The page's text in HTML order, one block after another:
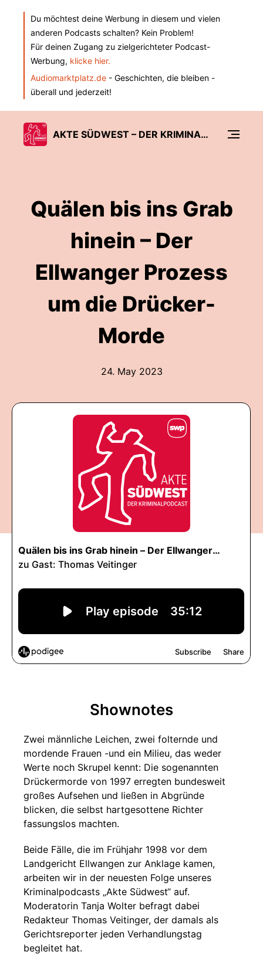
Du möchtest deine Werbung in diesem und vielen
anderen Podcasts schalten? Kein Problem!
Für deinen Zugang zu zielgerichteter Podcast-
Werbung, klicke hier.
Audiomarktplatz.de - Geschichten, die bleiben -
überall und jederzeit!
AKTE SÜDWEST – DER KRIMINALPODCAST DER SÜDWEST PRESSE
Quälen bis ins Grab
hinein – Der
Ellwanger Prozess
um die Drücker-
Morde
24. May 2023
Shownotes
Zwei männliche Leichen, zwei folternde und
mordende Frauen -und ein Milieu, das weder
Werte noch Skrupel kennt: Die sogenannten
Drückermorde von 1997 erregten bundesweit
großes Aufsehen und ließen in Abgründe
blicken, die selbst hartgesottene Richter
fassungslos machten.
Beide Fälle, die im Frühjahr 1998 vor dem
Landgericht Ellwangen zur Anklage kamen,
arbeiten wir in der neuesten Folge unseres
Kriminalpodcasts „Akte Südwest“ auf.
Moderatorin Tanja Wolter befragt dabei
Redakteur Thomas Veitinger, der damals als
Gerichtsreporter jeden Verhandlungstag
begleitet hat.